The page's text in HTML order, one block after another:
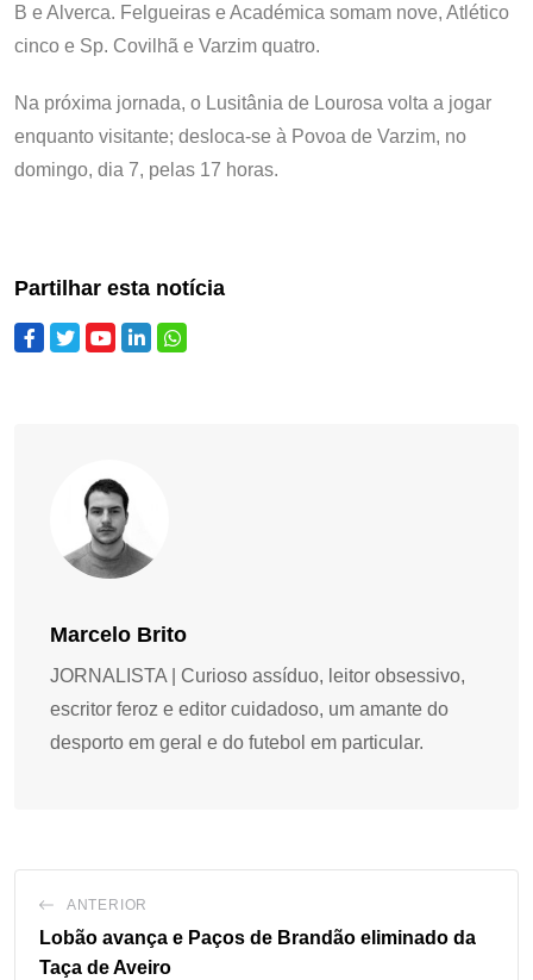
B e Alverca. Felgueiras e Académica somam nove, Atlético
cinco e Sp. Covilhã e Varzim quatro.
Na próxima jornada, o Lusitânia de Lourosa volta a jogar
enquanto visitante; desloca-se à Povoa de Varzim, no
domingo, dia 7, pelas 17 horas.
Partilhar esta notícia
Marcelo Brito
JORNALISTA | Curioso assíduo, leitor obsessivo,
escritor feroz e editor cuidadoso, um amante do
desporto em geral e do futebol em particular.
ANTERIOR
Lobão avança e Paços de Brandão eliminado da
Taça de Aveiro